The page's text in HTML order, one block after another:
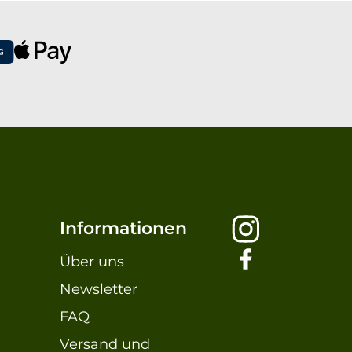
Informationen
Über uns
Newsletter
FAQ
Versand und